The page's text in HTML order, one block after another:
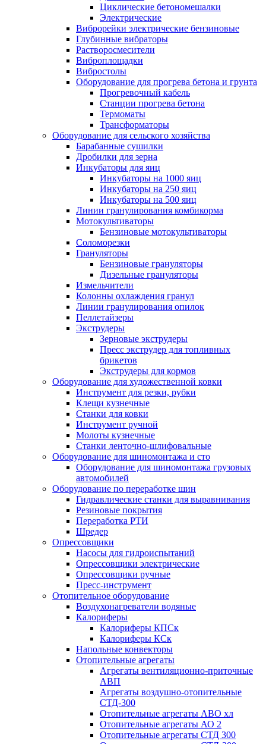
Циклические бетономешалки
Электрические
Виброрейки электрические бензиновые
Глубинные вибраторы
Растворосмесители
Виброплощадки
Вибростолы
Оборудование для прогрева бетона и грунта
Прогревочный кабель
Станции прогрева бетона
Термоматы
Трансформаторы
Оборудование для сельского хозяйства
Барабанные сушилки
Дробилки для зерна
Инкубаторы для яиц
Инкубаторы на 1000 яиц
Инкубаторы на 250 яиц
Инкубаторы на 500 яиц
Линии гранулирования комбикорма
Мотокультиваторы
Бензиновые мотокультиваторы
Соломорезки
Грануляторы
Бензиновые грануляторы
Дизельные грануляторы
Измельчители
Колонны охлаждения гранул
Линии гранулирования опилок
Пеллетайзеры
Экструдеры
Зерновые экструдеры
Пресс экструдер для топливных
брикетов
Экструдеры для кормов
Оборудование для художественной ковки
Инструмент для резки, рубки
Клещи кузнечные
Станки для ковки
Инструмент ручной
Молоты кузнечные
Станки ленточно-шлифовальные
Оборудование для шиномонтажа и сто
Оборудование для шиномонтажа грузовых
автомобилей
Оборудование по переработке шин
Гидравлические станки для выравнивания
Резиновые покрытия
Переработка РТИ
Шредер
Опрессовщики
Насосы для гидроиспытаний
Опрессовщики электрические
Опрессовщики ручные
Пресс-инструмент
Отопительное оборудование
Воздухонагреватели водяные
Калориферы
Калориферы КПСк
Калориферы КСк
Напольные конвекторы
Отопительные агрегаты
Агрегаты вентиляционно-приточные
АВП
Агрегаты воздушно-отопительные
СТД-300
Отопительные агрегаты АВО хл
Отопительные агрегаты АО 2
Отопительные агрегаты СТД 300